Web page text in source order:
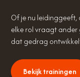
Of je nu
elke rol vraagt
dat gedrag
Bekijk trainingen